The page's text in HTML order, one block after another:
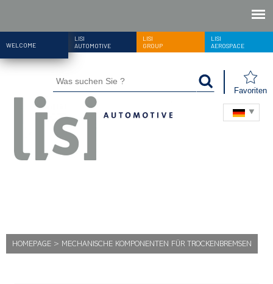
WELCOME
LISI
AUTOMOTIVE
LISI
GROUP
LISI
AEROSPACE
Favoriten
HOMEPAGE > MECHANISCHE KOMPONENTEN FÜR TROCKENBREMSEN